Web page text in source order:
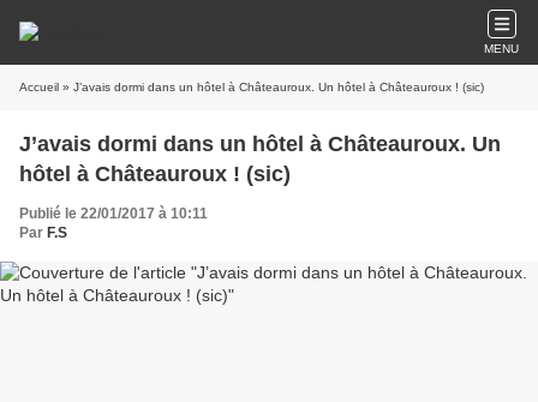
MENU
Accueil » J’avais dormi dans un hôtel à Châteauroux. Un hôtel à Châteauroux ! (sic)
J’avais dormi dans un hôtel à Châteauroux. Un
hôtel à Châteauroux ! (sic)
Publié le 22/01/2017 à 10:11
Par F.S